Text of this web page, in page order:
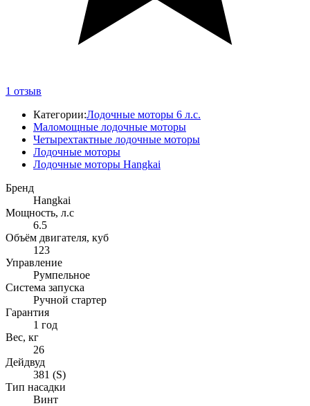
1 отзыв
Категории:Лодочные моторы 6 л.с.
Маломощные лодочные моторы
Четырехтактные лодочные моторы
Лодочные моторы
Лодочные моторы Hangkai
Бренд
Hangkai
Мощность, л.с
6.5
Объём двигателя, куб
123
Управление
Румпельное
Система запуска
Ручной стартер
Гарантия
1 год
Вес, кг
26
Дейдвуд
381 (S)
Тип насадки
Винт